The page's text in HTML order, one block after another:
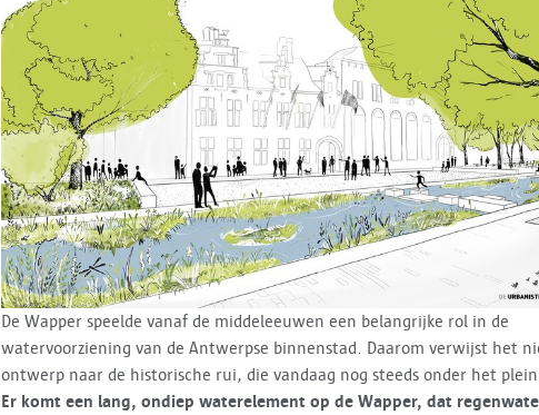
De Wapper speelde vanaf de middeleeuwen een belangrijke rol in de
watervoorziening van de Antwerpse binnenstad. Daarom verwijst het
ontwerp naar de historische rui, die vandaag nog steeds onder het
Er komt een lang, ondiep waterelement op de Wapper, dat